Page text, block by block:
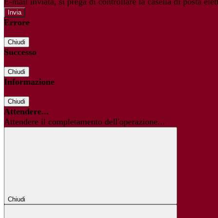
Errore
Chiudi
Successo
Chiudi
Informazione
Chiudi
Attendere...
Attendere il completamento dell'operazione...
Chiudi